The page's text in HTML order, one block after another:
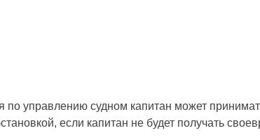
по управлению судном капитан может
если капитан не будет получать